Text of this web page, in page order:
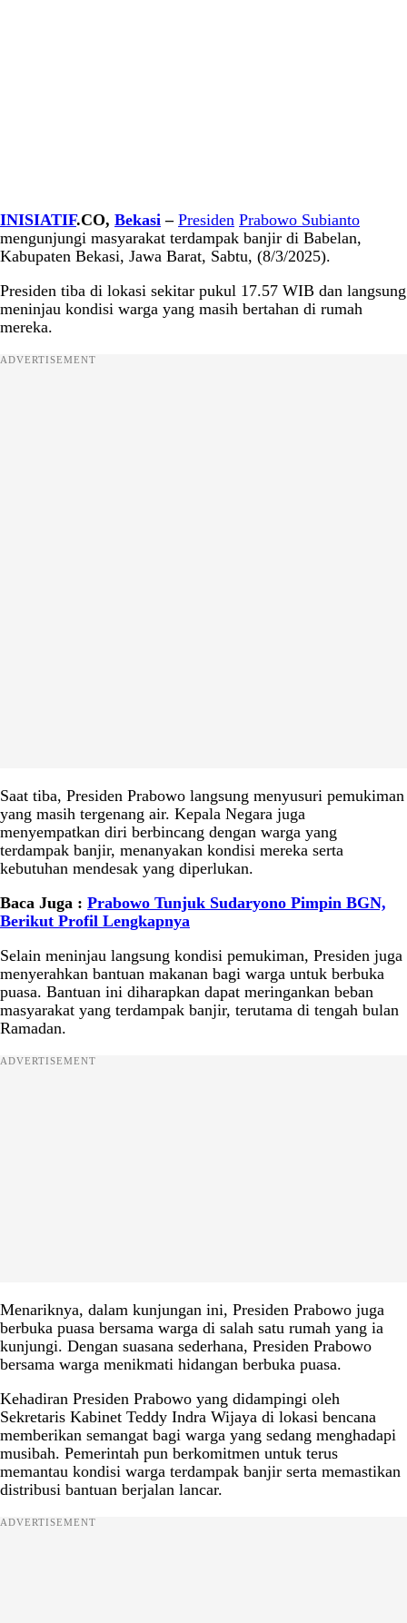
INISIATIF.CO, Bekasi – Presiden Prabowo Subianto
mengunjungi masyarakat terdampak banjir di Babelan,
Kabupaten Bekasi, Jawa Barat, Sabtu, (8/3/2025).
Presiden tiba di lokasi sekitar pukul 17.57 WIB dan langsung
meninjau kondisi warga yang masih bertahan di rumah
mereka.
ADVERTISEMENT
Saat tiba, Presiden Prabowo langsung menyusuri pemukiman
yang masih tergenang air. Kepala Negara juga
menyempatkan diri berbincang dengan warga yang
terdampak banjir, menanyakan kondisi mereka serta
kebutuhan mendesak yang diperlukan.
Baca Juga : Prabowo Tunjuk Sudaryono Pimpin BGN,
Berikut Profil Lengkapnya
Selain meninjau langsung kondisi pemukiman, Presiden juga
menyerahkan bantuan makanan bagi warga untuk berbuka
puasa. Bantuan ini diharapkan dapat meringankan beban
masyarakat yang terdampak banjir, terutama di tengah bulan
Ramadan.
ADVERTISEMENT
Menariknya, dalam kunjungan ini, Presiden Prabowo juga
berbuka puasa bersama warga di salah satu rumah yang ia
kunjungi. Dengan suasana sederhana, Presiden Prabowo
bersama warga menikmati hidangan berbuka puasa.
Kehadiran Presiden Prabowo yang didampingi oleh
Sekretaris Kabinet Teddy Indra Wijaya di lokasi bencana
memberikan semangat bagi warga yang sedang menghadapi
musibah. Pemerintah pun berkomitmen untuk terus
memantau kondisi warga terdampak banjir serta memastikan
distribusi bantuan berjalan lancar.
ADVERTISEMENT